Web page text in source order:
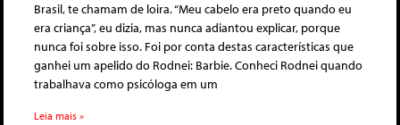
Brasil, te chamam de loira. “Meu cabelo era preto quando eu
era criança”, eu dizia, mas nunca adiantou explicar, porque
nunca foi sobre isso. Foi por conta destas características que
ganhei um apelido do Rodnei: Barbie. Conheci Rodnei quando
trabalhava como psicóloga em um
Leia mais »